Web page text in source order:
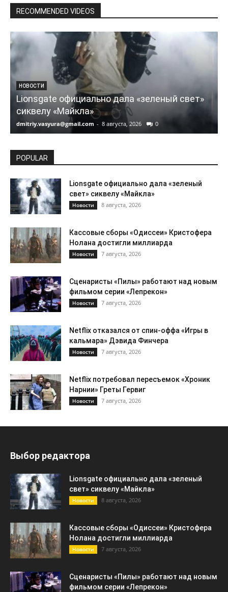
RECOMMENDED VIDEOS
НОВОСТИ
Lionsgate официально дала «зеленый свет»
сиквелу «Майкла»
dmitriy.vasyura@gmail.com - 8 августа, 2026 0
POPULAR
Lionsgate официально дала «зеленый
свет» сиквелу «Майкла»
Новости 8 августа, 2026
Кассовые сборы «Одиссеи» Кристофера
Нолана достигли миллиарда
Новости 7 августа, 2026
Сценаристы «Пилы» работают над новым
фильмом серии «Лепрекон»
Новости 7 августа, 2026
Netflix отказался от спин-оффа «Игры в
кальмара» Дэвида Финчера
Новости 7 августа, 2026
Netflix потребовал пересъемок «Хроник
Нарнии» Греты Гервиг
Новости 7 августа, 2026
Выбор редактора
Lionsgate официально дала «зеленый
свет» сиквелу «Майкла»
Новости 8 августа, 2026
Кассовые сборы «Одиссеи» Кристофера
Нолана достигли миллиарда
Новости 7 августа, 2026
Сценаристы «Пилы» работают над новым
фильмом серии «Лепрекон»